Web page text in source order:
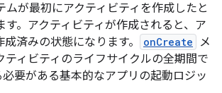
ムが最初にアクティビティを作成したと
す。アクティビティが作成されると、ア
成済みの状態になります。 onCreate
メ
ティビティのライフサイクルの全期間で
要がある基本的なアプリの起動ロジッ